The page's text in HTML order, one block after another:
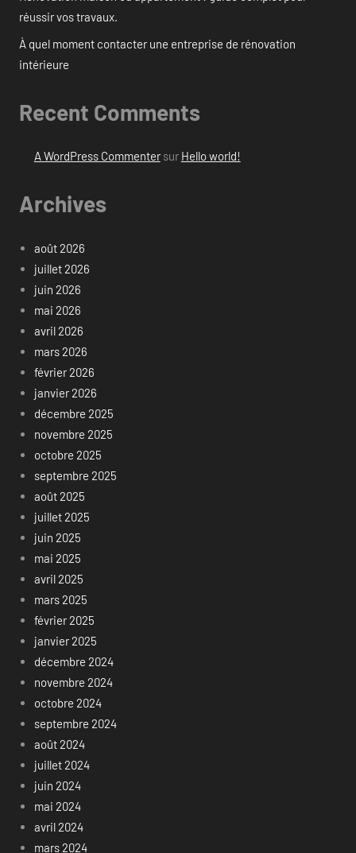
réussir vos travaux.
À quel moment contacter une entreprise de rénovation
intérieure
Recent Comments
A WordPress Commentersur Hello world!
Archives
août 2026
juillet 2026
juin 2026
mai 2026
avril 2026
mars 2026
février 2026
janvier 2026
décembre 2025
novembre 2025
octobre 2025
septembre 2025
août 2025
juillet 2025
juin 2025
mai 2025
avril 2025
mars 2025
février 2025
janvier 2025
décembre 2024
novembre 2024
octobre 2024
septembre 2024
août 2024
juillet 2024
juin 2024
mai 2024
avril 2024
mars 2024